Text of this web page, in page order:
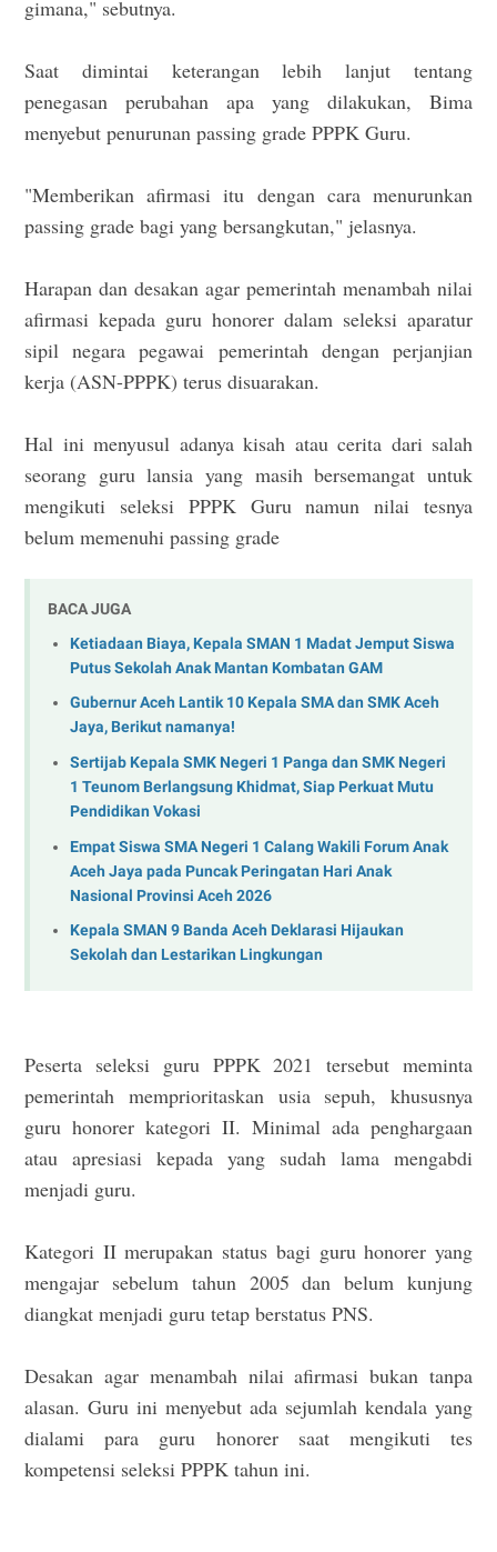
gimana," sebutnya.
Saat dimintai keterangan lebih lanjut tentang
penegasan perubahan apa yang dilakukan, Bima
menyebut penurunan passing grade PPPK Guru.
"Memberikan afirmasi itu dengan cara menurunkan
passing grade bagi yang bersangkutan," jelasnya.
Harapan dan desakan agar pemerintah menambah nilai
afirmasi kepada guru honorer dalam seleksi aparatur
sipil negara pegawai pemerintah dengan perjanjian
kerja (ASN-PPPK) terus disuarakan.
Hal ini menyusul adanya kisah atau cerita dari salah
seorang guru lansia yang masih bersemangat untuk
mengikuti seleksi PPPK Guru namun nilai tesnya
belum memenuhi passing grade
BACA JUGA
Ketiadaan Biaya, Kepala SMAN 1 Madat Jemput Siswa
Putus Sekolah Anak Mantan Kombatan GAM
Gubernur Aceh Lantik 10 Kepala SMA dan SMK Aceh
Jaya, Berikut namanya!
Sertijab Kepala SMK Negeri 1 Panga dan SMK Negeri
1 Teunom Berlangsung Khidmat, Siap Perkuat Mutu
Pendidikan Vokasi
Empat Siswa SMA Negeri 1 Calang Wakili Forum Anak
Aceh Jaya pada Puncak Peringatan Hari Anak
Nasional Provinsi Aceh 2026
Kepala SMAN 9 Banda Aceh Deklarasi Hijaukan
Sekolah dan Lestarikan Lingkungan
Peserta seleksi guru PPPK 2021 tersebut meminta
pemerintah memprioritaskan usia sepuh, khususnya
guru honorer kategori II. Minimal ada penghargaan
atau apresiasi kepada yang sudah lama mengabdi
menjadi guru.
Kategori II merupakan status bagi guru honorer yang
mengajar sebelum tahun 2005 dan belum kunjung
diangkat menjadi guru tetap berstatus PNS.
Desakan agar menambah nilai afirmasi bukan tanpa
alasan. Guru ini menyebut ada sejumlah kendala yang
dialami para guru honorer saat mengikuti tes
kompetensi seleksi PPPK tahun ini.